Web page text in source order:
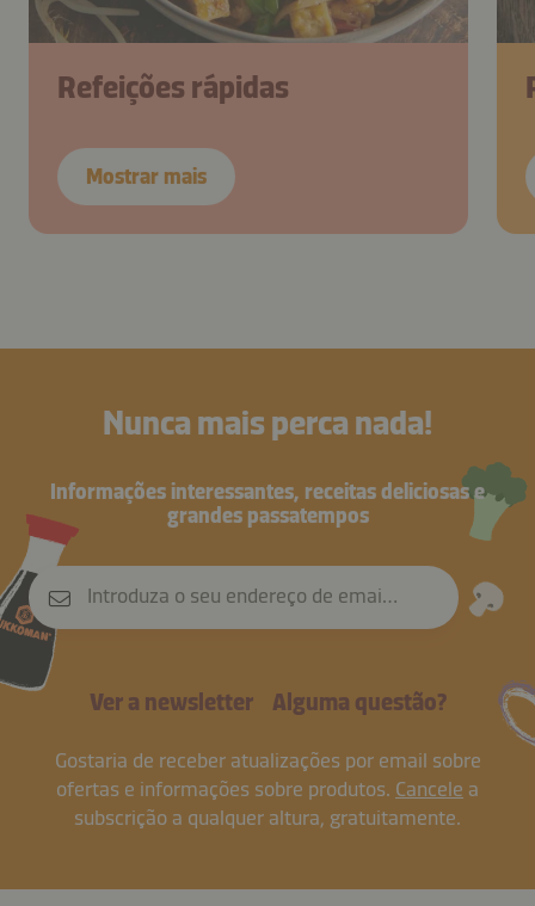
Refeições rápidas
Mostrar mais
Nunca mais perca nada!
Informações interessantes, receitas deliciosas e
grandes passatempos
Introduza o seu endereço de email
Ver a newsletter Alguma questão?
Gostaria de receber atualizações por email sobre
ofertas e informações sobre produtos. Cancele a
subscrição a qualquer altura, gratuitamente.